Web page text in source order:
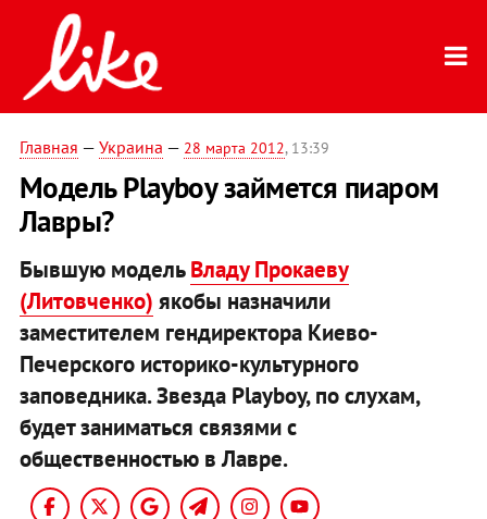
Главная — Украина — 28 марта 2012, 13:39
Модель Playboy займется пиаром
Лавры?‎
Бывшую модельВладу Прокаеву
(Литовченко) якобы назначили
заместителем гендиректора Киево-
Печерского историко-культурного
заповедника. Звезда Playboy, по слухам,
будет заниматься связями с
общественностью в Лавре.